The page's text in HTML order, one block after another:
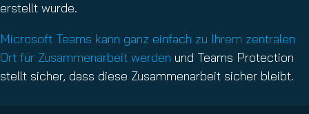
erstellt wurde.
Microsoft Teams kann ganz einfach zu Ihrem zentralen
Ort für Zusammenarbeit werden und Teams Protection
stellt sicher, dass diese Zusammenarbeit sicher bleibt.